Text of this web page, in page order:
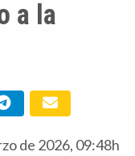
a la
de 2026, 09:48h